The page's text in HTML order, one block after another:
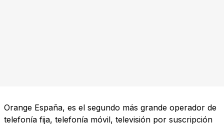
Orange España, es el segundo más grande operador de
telefonía fija, telefonía móvil, televisión por suscripción